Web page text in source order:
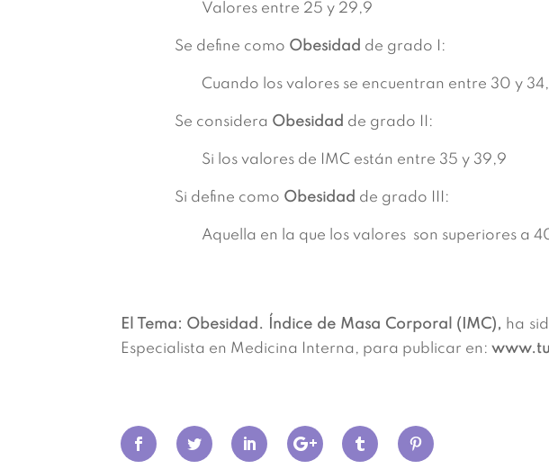
Valores entre 25 y 29,9
Se define como Obesidad de grado I:
Cuando los valores se encuentran entre 30 y
Se considera Obesidad de grado II:
Si los valores de IMC están entre 35 y 39,9
Si define como Obesidad de grado III:
Aquella en la que los valores son superiores a
El Tema: Obesidad. Índice de Masa Corporal (IMC), ha
Especialista en Medicina Interna, para publicar en: